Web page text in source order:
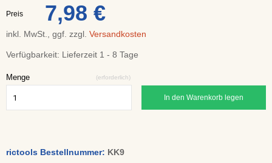
Preis 7,98 €
inkl. MwSt., ggf. zzgl. Versandkosten
Verfügbarkeit: Lieferzeit 1 - 8 Tage
Menge (erforderlich)
In den Warenkorb legen
rictools Bestellnummer: KK9